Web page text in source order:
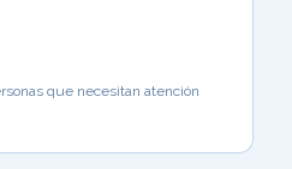
que necesitan atención